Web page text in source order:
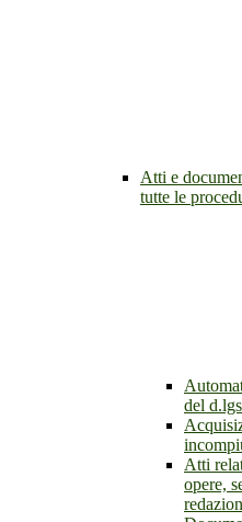
Atti e
tutte le
del
Atti
opere,